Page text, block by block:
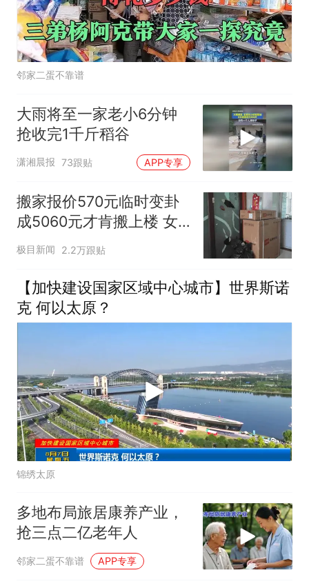
邻家二蛋不靠谱
大雨将至一家老小6分钟
抢收完1千斤稻谷
潇湘晨报 73跟贴 APP专享
搬家报价570元临时变卦
成5060元才肯搬上楼 女
子傻眼
极目新闻 2.2万跟贴
【加快建设国家区域中心城市】世界斯诺
克 何以太原？
锦绣太原
多地布局旅居康养产业，
抢三点二亿老年人
邻家二蛋不靠谱 APP专享